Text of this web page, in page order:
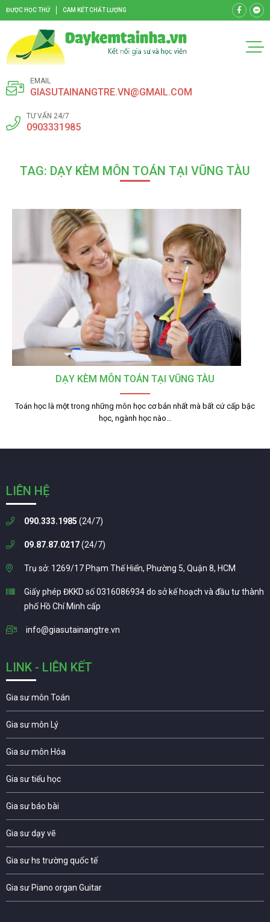
ĐƯỢC HỌC THỬ CAM KẾT CHẤT LƯỢNG
EMAIL
GIASUTAINANGTRE.VN@GMAIL.COM
TƯ VẤN 24/7
0903331985
TAG: DẠY KÈM MÔN TOÁN TẠI VŨNG TÀU
DẠY KÈM MÔN TOÁN TẠI VŨNG TÀU
Toán học là một trong những môn học cơ bản nhất mà bất cứ cấp bậc
học, ngành học nào…
LIÊN HỆ
090.333.1985 (24/7)
09.87.87.0217(24/7)
Trụ sở: 1269/17 Phạm Thế Hiển, Phường 5, Quận 8, HCM
Giấy phép ĐKKD số 0316086934 do sở kế hoạch và đầu tư thành
phố Hồ Chí Minh cấp
info@giasutainangtre.vn
LINK - LIÊN KẾT
Gia sư môn Toán
Gia sư môn Lý
Gia sư môn Hóa
Gia sư tiểu học
Gia sư báo bài
Gia sư dạy vẽ
Gia sư hs trường quốc tế
Gia sư Piano organ Guitar